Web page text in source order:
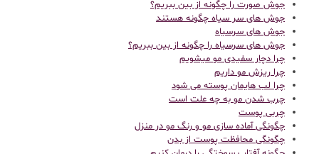
جوش صورت را چگونه از بین ببریم؟
جوش های سر سیاه چگونه هستند
جوش های سرسیاه
جوش های سرسیاه را چگونه از بین ببریم؟
چرا دچار سفیدی مو میشویم
چرا ریزش مو داریم
چرا لب هایمان پوسته می شود
چرب شدن مو به چه علت است
چربی پوست
چگونگی آماده سازی مو و رنگ مو در منزل
چگونگی محافظت پوست از بدن